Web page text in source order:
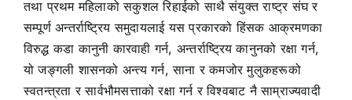
तथा प्रथम महिलाको सकुशल रिहाईको साथै संयुक्त राष्ट्र संघ र
सम्पूर्ण अन्तर्राष्ट्रिय समुदायलाई यस प्रकारको हिंसक आक्रमणका
विरुद्ध कडा कानुनी कारवाही गर्न, अन्तर्राष्ट्रिय कानुनको रक्षा गर्न,
यो जङ्गली शासनको अन्त्य गर्न, साना र कमजोर मुलुकहरूको
स्वतन्त्रता र सार्वभौमसत्ताको रक्षा गर्न र विश्वबाट नै साम्राज्यवादी